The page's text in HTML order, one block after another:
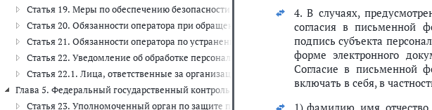
Статья 19. Меры по обеспечению безопасности персональных данных при их обработке
Статья 20. Обязанности оператора при обращении к нему субъекта персональных данных
Статья 21. Обязанности оператора по устранению нарушений законодательства,
Статья 22. Уведомление об обработке персональных данных
Статья 22.1. Лица, ответственные за организацию обработки персональных данных в
Глава 5. Федеральный государственный контроль (надзор) за обработкой персональных
Статья 23. Уполномоченный орган по защите прав субъектов персональных данных
4. В случаях,
согласия в письменной
подпись субъекта
форме электронного
Согласие в письменной
включать в себя, в
1) фамилию, имя,